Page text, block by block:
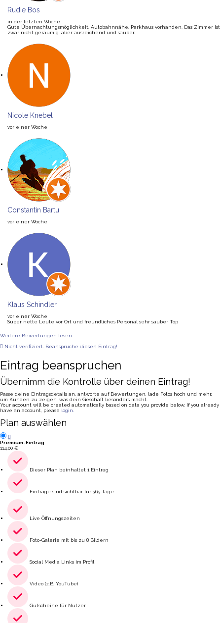
Rudie Bos
in der letzten Woche
Gute Übernachtungsmöglichkeit. Autobahnnähe. Parkhaus vorhanden. Das Zimmer ist
zwar nicht geräumig, aber ausreichend und sauber.
Nicole Knebel
vor einer Woche
Constantin Bartu
vor einer Woche
Klaus Schindler
vor einer Woche
Super nette Leute vor Ort und freundliches Personal sehr sauber Top
Weitere Bewertungen lesen
Nicht verifiziert. Beanspruche diesen Eintrag!
Eintrag beanspruchen
Übernimm die Kontrolle über deinen Eintrag!
Passe deine Eintragsdetails an, antworte auf Bewertungen, lade Fotos hoch und mehr,
um Kunden zu zeigen, was dein Geschäft besonders macht.
Your account will be created automatically based on data you provide below. If you already
have an account, please login.
Plan auswählen
Premium-Eintrag
114,00 €
Dieser Plan beinhaltet 1 Eintrag
Einträge sind sichtbar für 365 Tage
Live Öffnungszeiten
Foto-Galerie mit bis zu 8 Bildern
Social Media Links im Profil
Video (z.B. YouTube)
Gutscheine für Nutzer